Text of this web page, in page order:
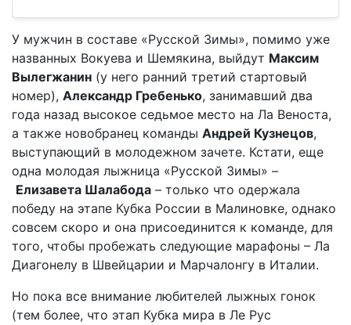
У мужчин в составе «Русской Зимы», помимо уже
названных Вокуева и Шемякина, выйдут Максим
Вылегжанин (у него ранний третий стартовый
номер), Александр Гребенько, занимавший два
года назад высокое седьмое место на Ла Веноста,
а также новобранец команды Андрей Кузнецов,
выступающий в молодежном зачете. Кстати, еще
одна молодая лыжница «Русской Зимы» –
Елизавета Шалабода – только что одержала
победу на этапе Кубка России в Малиновке, однако
совсем скоро и она присоединится к команде, для
того, чтобы пробежать следующие марафоны – Ла
Диагонелу в Швейцарии и Марчалонгу в Италии.
Но пока все внимание любителей лыжных гонок
(тем более, что этап Кубка мира в Ле Рус